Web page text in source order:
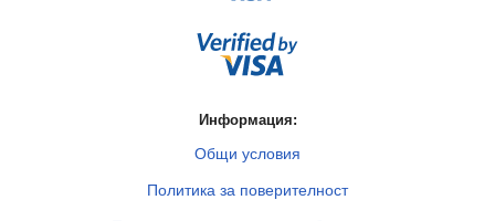
Информация:
Общи условия
Политика за поверителност